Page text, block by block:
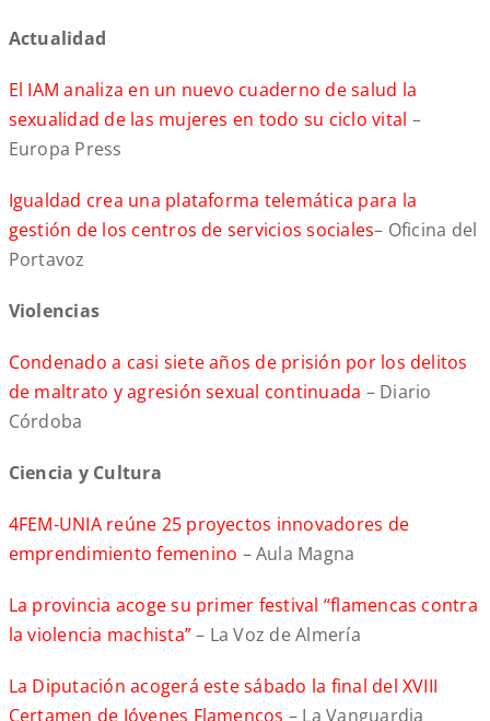
Actualidad
El IAM analiza en un nuevo cuaderno de salud la
sexualidad de las mujeres en todo su ciclo vital –
Europa Press
Igualdad crea una plataforma telemática para la
gestión de los centros de servicios sociales– Oficina del
Portavoz
Violencias
Condenado a casi siete años de prisión por los delitos
de maltrato y agresión sexual continuada – Diario
Córdoba
Ciencia y Cultura
4FEM-UNIA reúne 25 proyectos innovadores de
emprendimiento femenino – Aula Magna
La provincia acoge su primer festival “flamencas contra
la violencia machista”– La Voz de Almería
La Diputación acogerá este sábado la final del XVIII
Certamen de Jóvenes Flamencos – La Vanguardia